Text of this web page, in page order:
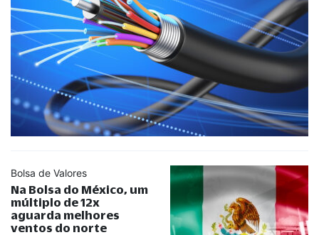
Bolsa de Valores
Na Bolsa do México, um
múltiplo de 12x
aguarda melhores
ventos do norte